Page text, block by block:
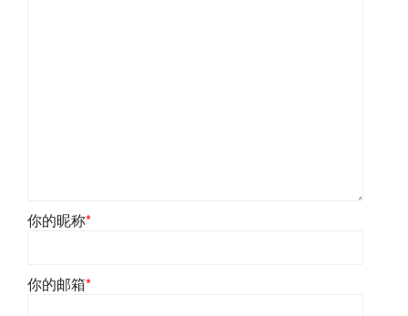
你的昵称*
你的邮箱*